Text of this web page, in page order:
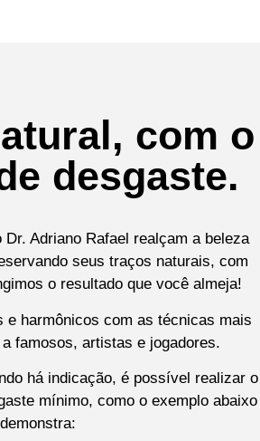
com o
desgaste.
Adriano Rafael realçam a beleza
seus traços naturais, com
o resultado que você almeja!
e harmônicos com as técnicas mais
famosos, artistas e jogadores.
há indicação, é possível realizar o
mínimo, como o exemplo abaixo
demonstra: